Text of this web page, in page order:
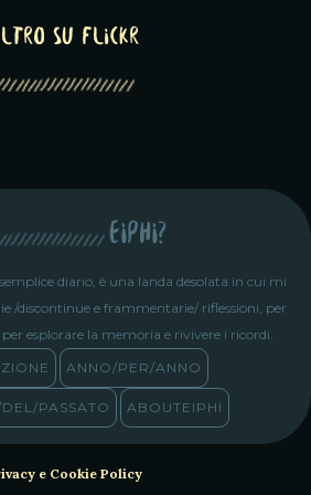
su Flickr
eiphi?
diario, è una landa desolata in cui mi
/discontinue e frammentarie/ riflessioni, per
esplorare la memoria e rivivere i ricordi.
ANNO/PER/ANNO
PASSATO ABOUTEIPHI
e Cookie Policy